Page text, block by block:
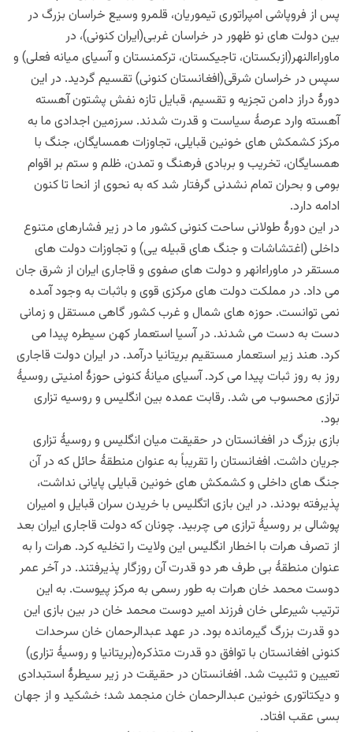
پس از فروپاشی امپراتوری تیموریان، قلمرو وسیع خراسان بزرگ در
بین دولت های نو ظهور در خراسان غربی(ایران کنونی)، در
ماوراءالنهر(ازبکستان، تاجیکستان، ترکمنستان و آسیای میانه فعلی) و
سپس در خراسان شرقی(افغانستان کنونی) تقسیم گردید. در این
دورۀ دراز دامن تجزیه و تقسیم، قبایل تازه نفش پشتون آهسته
آهسته وارد عرصۀ سیاست و قدرت شدند. سرزمین اجدادی ما به
مرکز کشمکش های خونین قبایلی، تجاوزات همسایگان، جنگ با
همسایگان، تخریب و بربادی فرهنگ و تمدن، ظلم و ستم بر اقوام
بومی و بحران تمام نشدنی گرفتار شد که به نحوی از انحا تا کنون
ادامه دارد.
در این دورۀ طولانی ساحت کنونی کشور ما در زیر فشارهای متنوع
داخلی (اغتشاشات و جنگ های قبیله یی) و تجاوزات دولت های
مستقر در ماوراءانهر و دولت های صفوی و قاجاری ایران از شرق جان
می داد. در مملکت دولت های مرکزی قوی و باثبات به وجود آمده
نمی توانست. حوزه های شمال و غرب کشور گاهی مستقل و زمانی
دست به دست می شدند. در آسیا استعمار کهن سیطره پیدا می
کرد. هند زیر استعمار مستقیم بریتانیا درآمد. در ایران دولت قاجاری
روز به روز ثبات پیدا می کرد. آسیای میانۀ کنونی حوزۀ امنیتی روسیۀ
ترازی محسوب می شد. رقابت عمده بین انگلیس و روسیه تزاری
بود.
بازی بزرگ در افغانستان در حقیقت میان انگلیس و روسیۀ تزاری
جریان داشت. افغانستان را تقریباً به عنوان منطقۀ حائل که در آن
جنگ های داخلی و کشمکش های خونین قبایلی پایانی نداشت،
پذیرفته بودند. در این بازی اتگلیس با خریدن سران قبایل و امیران
پوشالی بر روسیۀ ترازی می چربید. چونان که دولت قاجاری ایران بعد
از تصرف هرات با اخطار انگلیس این ولایت را تخلیه کرد. هرات را به
عنوان منطقۀ بی طرف هر دو قدرت آن روزگار پذیرفتند. در آخر عمر
دوست محمد خان هرات به طور رسمی به مرکز پیوست. به این
ترتیب شیرعلی خان فرزند امیر دوست محمد خان در بین بازی این
دو قدرت بزرگ گیرمانده بود. در عهد عبدالرحمان خان سرحدات
کنونی افغانستان با توافق دو قدرت متذکره(بریتانیا و روسیۀ تزاری)
تعیین و تثبیت شد. افغانستان در حقیقت در زیر سیطرۀ استبدادی
و دیکتاتوری خونین عبدالرحمان خان منجمد شد؛ خشکید و از جهان
بسی عقب افتاد.